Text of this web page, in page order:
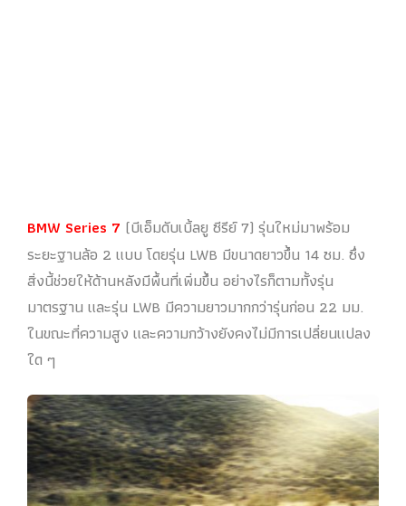
BMW Series 7 (บีเอ็มดับเบิ้ลยู ซีรีย์ 7) รุ่นใหม่มาพร้อม
ระยะฐานล้อ 2 แบบ โดยรุ่น LWB มีขนาดยาวขึ้น 14 ซม. ซึ่ง
สิ่งนี้ช่วยให้ด้านหลังมีพื้นที่เพิ่มขึ้น อย่างไรก็ตามทั้งรุ่น
มาตรฐาน และรุ่น LWB มีความยาวมากกว่ารุ่นก่อน 22 มม.
ในขณะที่ความสูง และความกว้างยังคงไม่มีการเปลี่ยนแปลง
ใด ๆ